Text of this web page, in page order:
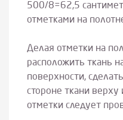
500/8=62,5
отметками на
Делая отметки на
расположить ткань
поверхности,
стороне ткани верху
отметки следует